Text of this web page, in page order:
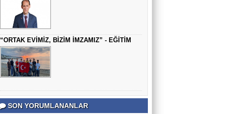
“ORTAK EVİMİZ, BİZİM İMZAMIZ” - EĞİTİM
SON YORUMLANANLAR